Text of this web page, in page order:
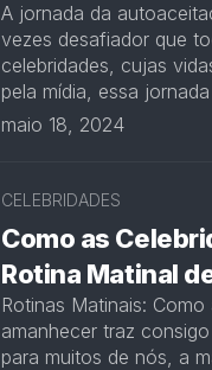
A jornada da
vezes desafiador que
celebridades, cujas
pela mídia, essa
maio 18, 2024
CELEBRIDADES
Como as
Rotina Matinal
Rotinas Matinais:
amanhecer traz
para muitos de nós, a